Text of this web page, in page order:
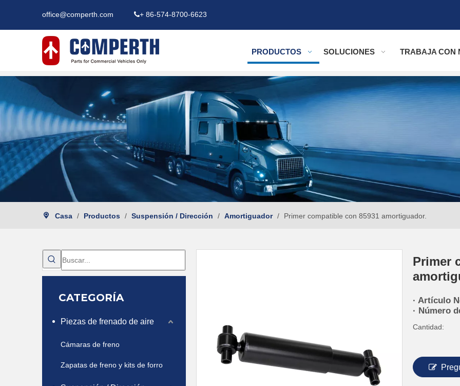
office@comperth.com + 86-574-8700-6623
PRODUCTOS SOLUCIONES TRABAJA CON
Casa / Productos / Suspensión / Dirección / Amortiguador / Primer compatible con 85931 amortiguador.
CATEGORÍA
Piezas de frenado de aire
Cámaras de freno
Zapatas de freno y kits de forro
Primer
· Artículo
· Número
Cantidad: